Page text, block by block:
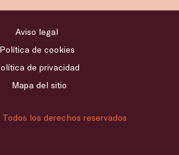
Todos los derechos reservados
Aviso legal
Política de cookies
de privacidad
Mapa del sitio